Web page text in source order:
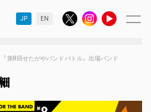
JP EN
『第8回せたがやバンドバトル』出場バンド